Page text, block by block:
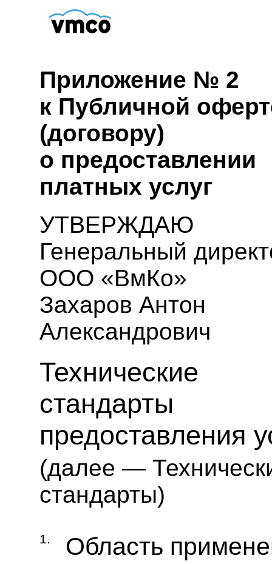
Приложение № 2
к Публичной
(договору)
о предоставлении
платных услуг
УТВЕРЖДАЮ
Генеральный
ООО «ВмКо»
Захаров Антон
Александрович
Технические
стандарты
предоставления
(далее —
стандарты)
1. Область